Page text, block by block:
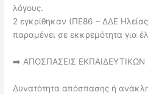
λόγους.
2 εγκρίθηκαν (ΠΕ86 – ΔΔΕ
παραμένει σε εκκρεμότητα για
➡️ ΑΠΟΣΠΑΣΕΙΣ ΕΚΠΑΙΔΕΥΤΙΚΩΝ
Δυνατότητα απόσπασης ή